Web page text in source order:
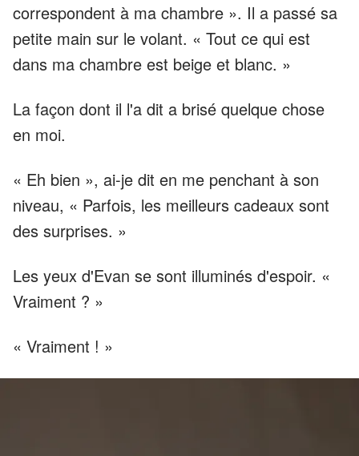
correspondent à ma chambre ». Il a passé sa
petite main sur le volant. « Tout ce qui est
dans ma chambre est beige et blanc. »
La façon dont il l'a dit a brisé quelque chose
en moi.
« Eh bien », ai-je dit en me penchant à son
niveau, « Parfois, les meilleurs cadeaux sont
des surprises. »
Les yeux d'Evan se sont illuminés d'espoir. «
Vraiment ? »
« Vraiment ! »